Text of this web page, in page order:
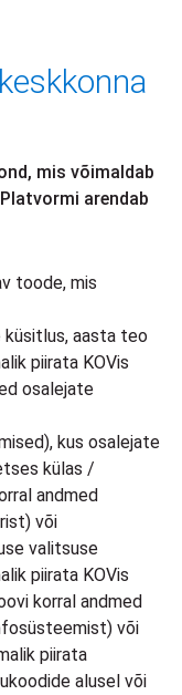
mis võimaldab
arendab
toode, mis
aasta teo
piirata KOVis
osalejate
kus osalejate
külas /
andmed
või
valitsuse
piirata KOVis
korral andmed
või
piirata
alusel või